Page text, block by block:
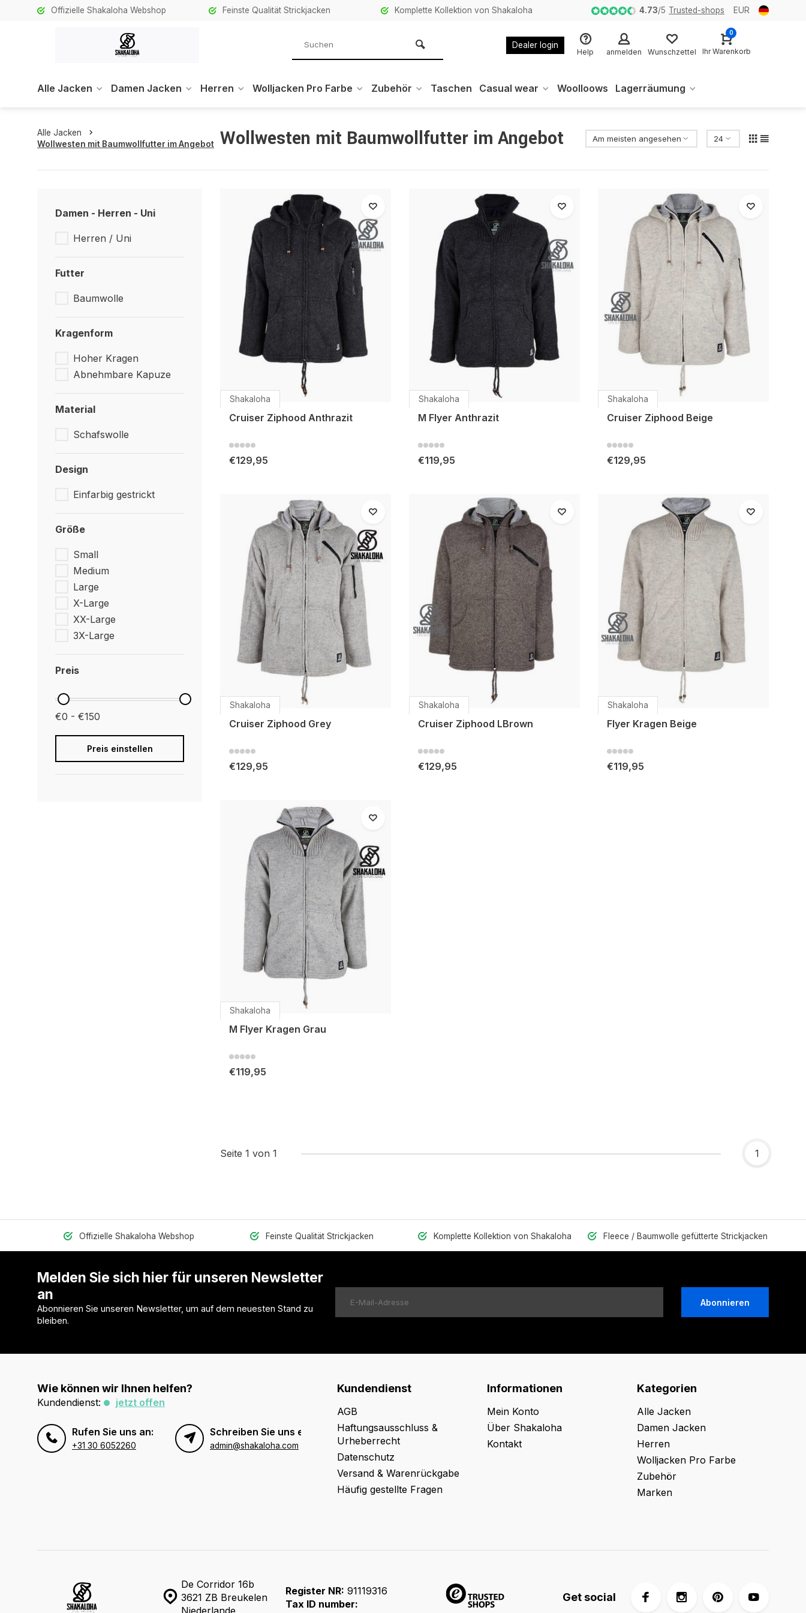
Offizielle Shakaloha Webshop Feinste Qualität Strickjacken Komplette Kollektion von Shakaloha 4.73/5 Trusted-shops EUR
Dealer login
Help anmelden Wunschzettel
0
Ihr Warenkorb
Alle Jacken Damen Jacken Herren Wolljacken Pro Farbe Zubehör Taschen Casual wear Woolloows Lagerräumung
Alle Jacken
Wollwesten mit Baumwollfutter im Angebot
Wollwesten mit Baumwollfutter im Angebot
Damen - Herren - Uni
Herren / Uni
Futter
Baumwolle
Kragenform
Hoher Kragen
Abnehmbare Kapuze
Material
Schafswolle
Design
Einfarbig gestrickt
Größe
Small
Medium
Large
X-Large
XX-Large
3X-Large
Preis
€0 - €150
Preis einstellen
Shakaloha
Cruiser Ziphood Anthrazit
€129,95
Shakaloha
M Flyer Anthrazit
€119,95
Shakaloha
Cruiser Ziphood Beige
€129,95
Shakaloha
Cruiser Ziphood Grey
€129,95
Shakaloha
Cruiser Ziphood LBrown
€129,95
Shakaloha
Flyer Kragen Beige
€119,95
Shakaloha
M Flyer Kragen Grau
€119,95
Seite 1 von 1 1
Offizielle Shakaloha Webshop Feinste Qualität Strickjacken Komplette Kollektion von Shakaloha Fleece / Baumwolle gefütterte Strickjacken
Melden Sie sich hier für unseren Newsletter
an
Abonnieren Sie unseren Newsletter, um auf dem neuesten Stand zu
bleiben.
Abonnieren
Wie können wir Ihnen helfen?
Kundendienst: jetzt offen
Rufen Sie uns an:
+31 30 6052260
Schreiben Sie uns eine E-Mail:
admin@shakaloha.com
Kundendienst
AGB
Haftungsausschluss &
Urheberrecht
Datenschutz
Versand & Warenrückgabe
Häufig gestellte Fragen
Informationen
Mein Konto
Über Shakaloha
Kontakt
Kategorien
Alle Jacken
Damen Jacken
Herren
Wolljacken Pro Farbe
Zubehör
Marken
De Corridor 16b
3621 ZB Breukelen
Niederlande
Register NR: 91119316
Tax ID number:
Get social